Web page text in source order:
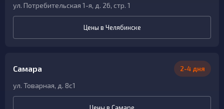
ул. Потребительская 1-я, д. 26, стр. 1
Цены в Челябинске
Самара 2-4 дня
ул. Товарная, д. 8с1
Цены в Самаре